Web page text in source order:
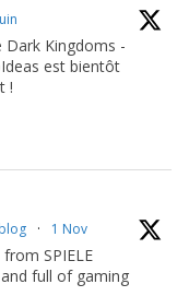
Dark Kingdoms -
est bientôt
!
· 1 Nov
SPIELE
full of gaming